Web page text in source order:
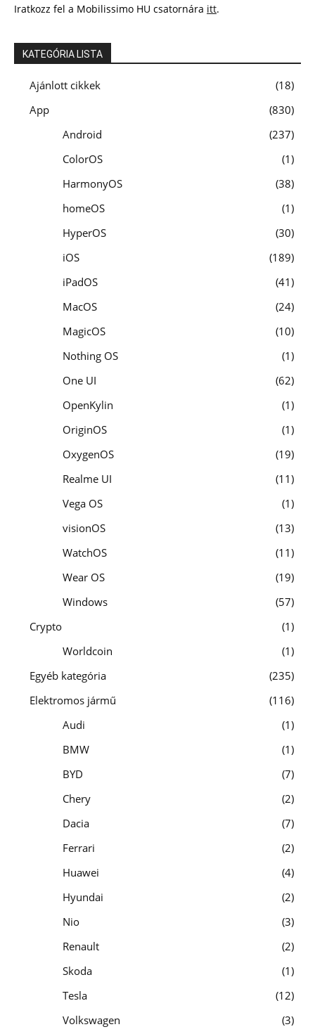
Iratkozz fel a Mobilissimo HU csatornára itt.
KATEGÓRIA LISTA
Ajánlott cikkek
18
App
830
Android
237
ColorOS
1
HarmonyOS
38
homeOS
1
HyperOS
30
iOS
189
iPadOS
41
MacOS
24
MagicOS
10
Nothing OS
1
One UI
62
OpenKylin
1
OriginOS
1
OxygenOS
19
Realme UI
11
Vega OS
1
visionOS
13
WatchOS
11
Wear OS
19
Windows
57
Crypto
1
Worldcoin
1
Egyéb kategória
235
Elektromos jármű
116
Audi
1
BMW
1
BYD
7
Chery
2
Dacia
7
Ferrari
2
Huawei
4
Hyundai
2
Nio
3
Renault
2
Skoda
1
Tesla
12
Volkswagen
3